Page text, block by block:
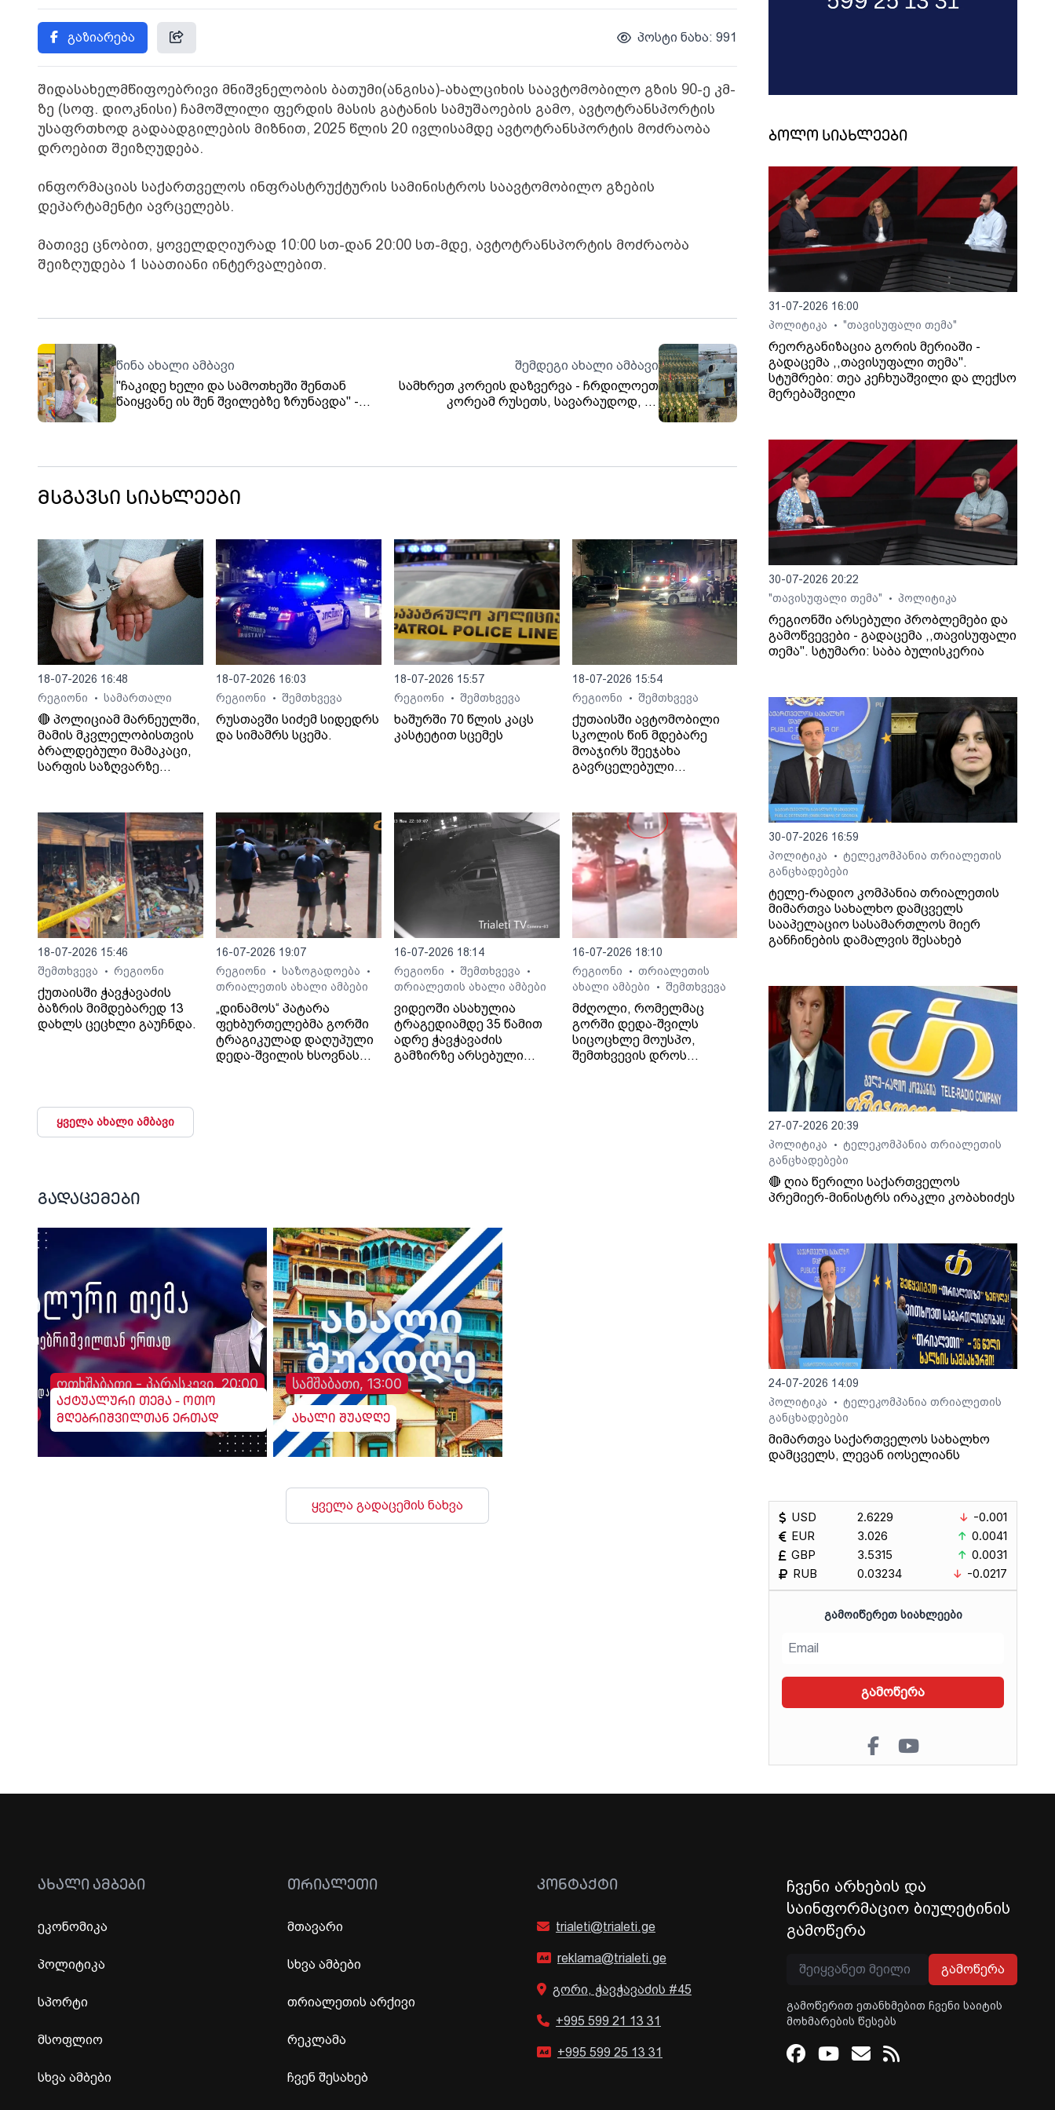
გაზიარება პოსტი ნახა: 991
შიდასახელმწიფოებრივი მნიშვნელობის ბათუმი(ანგისა)-ახალციხის საავტომობილო გზის 90-ე კმ-
ზე (სოფ. დიოკნისი) ჩამოშლილი ფერდის მასის გატანის სამუშაოების გამო, ავტოტრანსპორტის
უსაფრთხოდ გადაადგილების მიზნით, 2025 წლის 20 ივლისამდე ავტოტრანსპორტის მოძრაობა
დროებით შეიზღუდება.
ინფორმაციას საქართველოს ინფრასტრუქტურის სამინისტროს საავტომობილო გზების
დეპარტამენტი ავრცელებს.
მათივე ცნობით, ყოველდღიურად 10:00 სთ-დან 20:00 სთ-მდე, ავტოტრანსპორტის მოძრაობა
შეიზღუდება 1 საათიანი ინტერვალებით.
წინა ახალი ამბავი
"ჩაკიდე ხელი და სამოთხეში შენთან
წაიყვანე ის შენ შვილებზე ზრუნავდა" -
შემდეგი ახალი ამბავი
სამხრეთ კორეის დაზვერვა - ჩრდილოეთ
კორეამ რუსეთს, სავარაუდოდ, 12
მილიონზე მეტი 152 მმ-იანი ჭურვი
მსგავსი სიახლეები
18-07-2026 16:48
რეგიონი
• სამართალი
🔴 პოლიციამ მარნეულში,
მამის მკვლელობისთვის
ბრალდებული მამაკაცი,
სარფის საზღვარზე
18-07-2026 16:03
რეგიონი
• შემთხვევა
რუსთავში სიძემ სიდედრს
და სიმამრს სცემა.
18-07-2026 15:57
რეგიონი
• შემთხვევა
ხაშურში 70 წლის კაცს
კასტეტით სცემეს
18-07-2026 15:54
რეგიონი
• შემთხვევა
ქუთაისში ავტომობილი
სკოლის წინ მდებარე
მოაჯირს შეეჯახა
გავრცელებული
საჯარო სკოლასთან
მოხდა.
18-07-2026 15:46
შემთხვევა
• რეგიონი
ქუთაისში ჭავჭავაძის
ბაზრის მიმდებარედ 13
დახლს ცეცხლი გაუჩნდა.
16-07-2026 19:07
რეგიონი
• საზოგადოება •
თრიალეთის ახალი ამბები
„დინამოს“ პატარა
ფეხბურთელებმა გორში
ტრაგიკულად დაღუპული
დედა-შვილის ხსოვნას
16-07-2026 18:14
რეგიონი
• შემთხვევა •
თრიალეთის ახალი ამბები
ვიდეოში ასახულია
ტრაგედიამდე 35 წამით
ადრე ჭავჭავაძის
გამზირზე არსებული
16-07-2026 18:10
რეგიონი
• თრიალეთის
ახალი ამბები
• შემთხვევა
მძღოლი, რომელმაც
გორში დედა-შვილს
სიცოცხლე მოუსპო,
შემთხვევის დროს
ყველა ახალი ამბავი
გადაცემები
ოთხშაბათი - პარასკევი, 20:00
აქტუალური თემა - ოთო
მღებრიშვილთან ერთად
სამშაბათი, 13:00
ახალი შუადღე
ყველა გადაცემის ნახვა
ბოლო სიახლეები
31-07-2026 16:00
პოლიტიკა
• "თავისუფალი თემა"
რეორგანიზაცია გორის მერიაში -
გადაცემა ,,თავისუფალი თემა".
სტუმრები: თეა კეჩხუაშვილი და ლექსო
მერებაშვილი
30-07-2026 20:22
"თავისუფალი თემა"
• პოლიტიკა
რეგიონში არსებული პრობლემები და
გამოწვევები - გადაცემა ,,თავისუფალი
თემა". სტუმარი: საბა ბულისკერია
30-07-2026 16:59
პოლიტიკა
•
ტელეკომპანია თრიალეთის
განცხადებები
ტელე-რადიო კომპანია თრიალეთის
მიმართვა სახალხო დამცველს
სააპელაციო სასამართლოს მიერ
განჩინების დამალვის შესახებ
27-07-2026 20:39
პოლიტიკა
•
ტელეკომპანია თრიალეთის
განცხადებები
🔴 ღია წერილი საქართველოს
პრემიერ-მინისტრს ირაკლი კობახიძეს
24-07-2026 14:09
პოლიტიკა
•
ტელეკომპანია თრიალეთის
განცხადებები
მიმართვა საქართველოს სახალხო
დამცველს, ლევან იოსელიანს
USD
EUR
GBP
RUB
2.6229
3.026
3.5315
0.03234
-0.001
0.0041
0.0031
-0.0217
ᲒᲐᲛᲝᲘᲬᲔᲠᲔᲗ ᲡᲘᲐᲮᲚᲔᲔᲑᲘ
გამოწერა
ᲐᲮᲐᲚᲘ ᲐᲛᲑᲔᲑᲘ
ეკონომიკა
პოლიტიკა
სპორტი
მსოფლიო
სხვა ამბები
ᲗᲠᲘᲐᲚᲔᲗᲘ
მთავარი
სხვა ამბები
თრიალეთის არქივი
რეკლამა
ჩვენ შესახებ
ᲙᲝᲜᲢᲐᲥᲢᲘ
trialeti@trialeti.ge
reklama@trialeti.ge
გორი, ჭავჭავაძის #45
+995 599 21 13 31
+995 599 25 13 31
ჩვენი არხების და
საინფორმაციო ბიულეტინის
გამოწერა
გამოწერა
გამოწერით ეთანხმებით ჩვენი საიტის
მოხმარების წესებს
Facebook
Youtube
Email
RSS